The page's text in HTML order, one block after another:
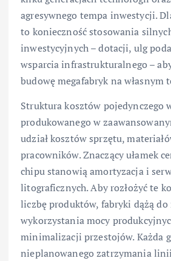
agresywnego tempa inwestycji.
to konieczność stosowania
inwestycyjnych – dotacji, ulg
wsparcia infrastrukturalnego –
budowę megafabryk na własnym
Struktura kosztów pojedynczego
produkowanego w
udział kosztów sprzętu,
pracowników. Znaczący ułamek
chipu stanowią amortyzacja i
litograficznych. Aby rozłożyć te
liczbę produktów, fabryki dążą
wykorzystania mocy
minimalizacji przestojów. Każda
nieplanowanego zatrzymania